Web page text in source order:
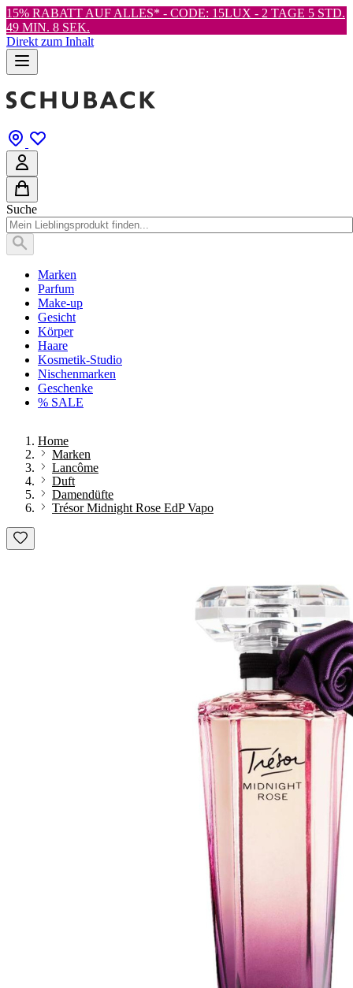
15% RABATT AUF ALLES* - CODE: 15LUX - 2 TAGE 5 STD.
49 MIN. 7 SEK.
Direkt zum Inhalt
Suche
Marken
Parfum
Make-up
Gesicht
Körper
Haare
Kosmetik-Studio
Nischenmarken
Geschenke
% SALE
Home
Marken
Lancôme
Duft
Damendüfte
Trésor Midnight Rose EdP Vapo